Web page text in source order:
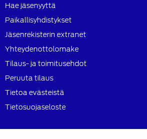
Hae jäsenyyttä
Paikallisyhdistykset
Jäsenrekisterin extranet
Yhteydenottolomake
Tilaus- ja toimitusehdot
Peruuta tilaus
Tietoa evästeistä
Tietosuojaseloste